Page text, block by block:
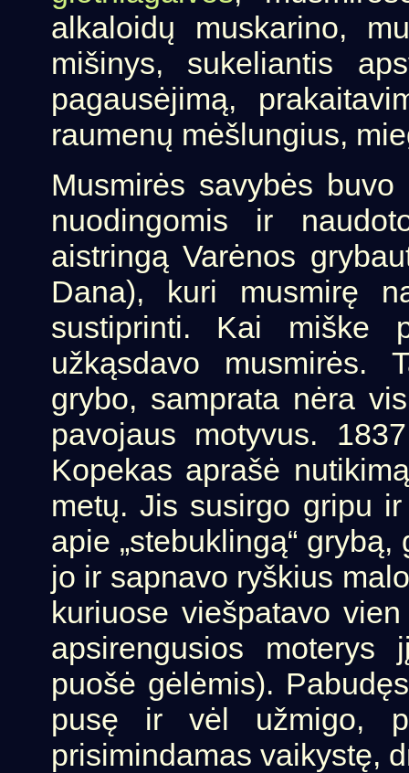
alkaloidų muskarino,
mišinys, sukeliantis
pagausėjimą,
raumenų mėšlungius,
Musmirės savybės
nuodingomis ir
aistringą Varėnos
Dana), kuri musmirę
sustiprinti. Kai miške
užkąsdavo musmirės.
grybo, samprata nėra
pavojaus motyvus.
Kopekas aprašė
metų. Jis susirgo gripu
apie „stebuklingą“
jo ir sapnavo ryškius
kuriuose viešpatavo
apsirengusios
puošė gėlėmis).
pusę ir vėl užmigo,
prisimindamas vaikystę,